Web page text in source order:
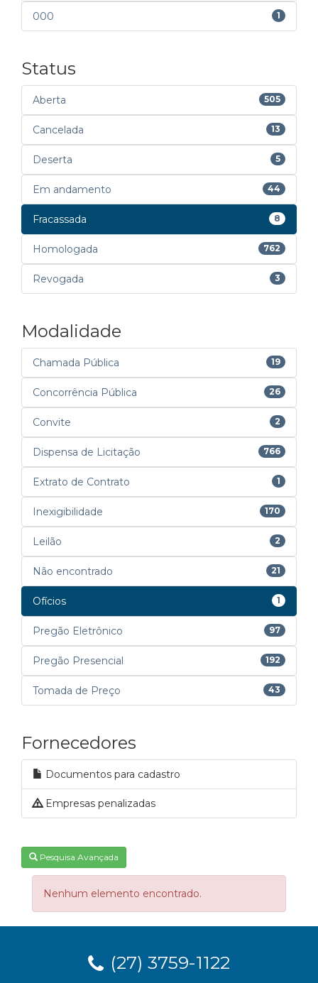
000 1
Status
Aberta 505
Cancelada 13
Deserta 5
Em andamento 44
Fracassada 8
Homologada 762
Revogada 3
Modalidade
Chamada Pública 19
Concorrência Pública 26
Convite 2
Dispensa de Licitação 766
Extrato de Contrato 1
Inexigibilidade 170
Leilão 2
Não encontrado 21
Ofícios 1
Pregão Eletrônico 97
Pregão Presencial 192
Tomada de Preço 43
Fornecedores
Documentos para cadastro
Empresas penalizadas
Pesquisa Avançada
Nenhum elemento encontrado.
(27) 3759-1122